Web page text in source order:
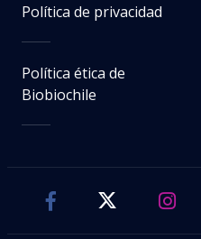
Política de privacidad
Política ética de
Biobiochile